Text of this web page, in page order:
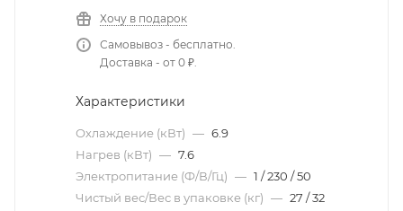
Хочу в подарок
Самовывоз - бесплатно.
Доставка - от 0 ₽.
Характеристики
Охлаждение (кВт) — 6.9
Нагрев (кВт) — 7.6
Электропитание (Ф/В/Гц) — 1 / 230 / 50
Чистый вес/Вес в упаковке (кг) — 27 / 32